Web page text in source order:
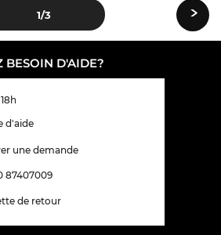
1/3 ›
BESOIN D'AIDE?
d'aide
une demande
87407009
de retour